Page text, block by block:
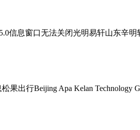
信息窗口无法关闭光明易轩山东辛
出行Beijing Apa Kelan Technology